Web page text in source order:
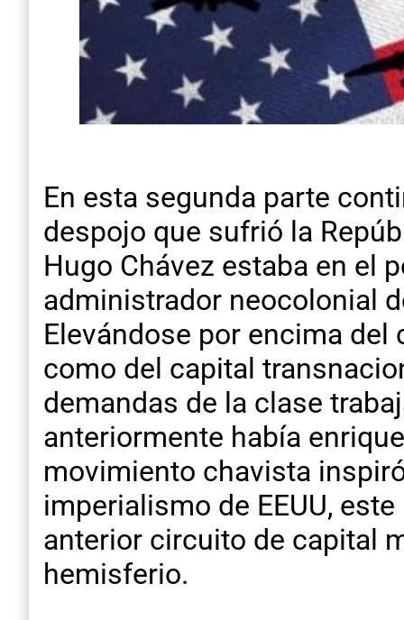
En esta segunda parte
despojo que sufrió la
Hugo Chávez estaba en el
administrador neocolonial
Elevándose por encima
como del capital
demandas de la clase
anteriormente había
movimiento chavista
imperialismo de EEUU,
anterior circuito de capital
hemisferio.